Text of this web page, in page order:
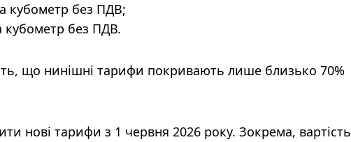
кубометр без ПДВ;
кубометр без ПДВ.
що нинішні тарифи покривають лише близько 70%
нові тарифи з 1 червня 2026 року. Зокрема, вартість